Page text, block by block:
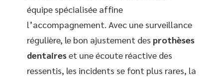
équipe spécialisée affine
l’accompagnement. Avec une surveillance
régulière, le bon ajustement des prothèses
dentaireset une écoute réactive des
ressentis, les incidents se font plus rares, la